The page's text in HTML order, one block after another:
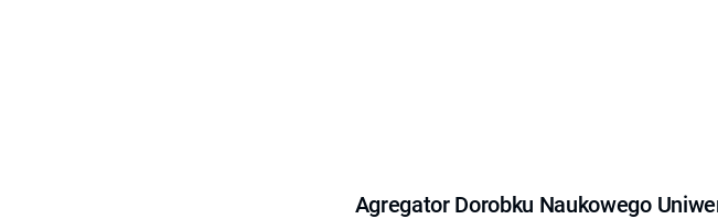
Agregator Dorobku Naukowego